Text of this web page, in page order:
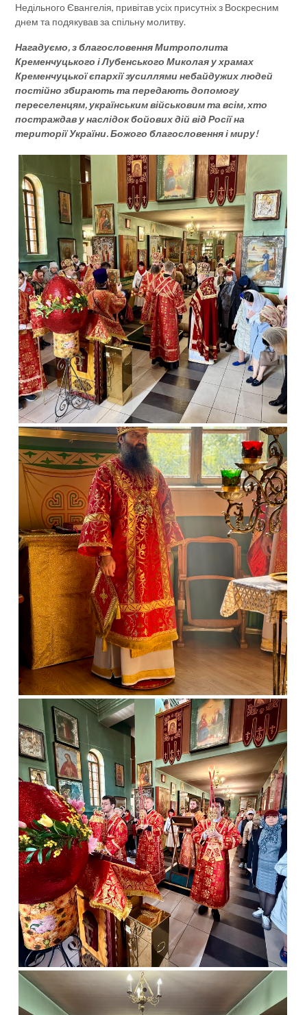
Недільного Євангелія, привітав усіх присутніх з Воскресним
днем та подякував за спільну молитву.
Нагадуємо, з благословення Митрополита
Кременчуцького і Лубенського Миколая у храмах
Кременчуцької єпархії зусиллями небайдужих людей
постійно збирають та передають допомогу
переселенцям, українським військовим та всім, хто
постраждав у наслідок бойових дій від Росії на
території України. Божого благословення і миру!